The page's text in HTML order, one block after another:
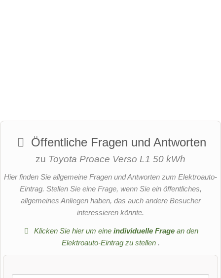
Öffentliche Fragen und Antworten
zu Toyota Proace Verso L1 50 kWh
Hier finden Sie allgemeine Fragen und Antworten zum Elektroauto-
Eintrag. Stellen Sie eine Frage, wenn Sie ein öffentliches,
allgemeines Anliegen haben, das auch andere Besucher
interessieren könnte.
Klicken Sie hier um eineindividuelle Frage an den
Elektroauto-Eintrag zu stellen .